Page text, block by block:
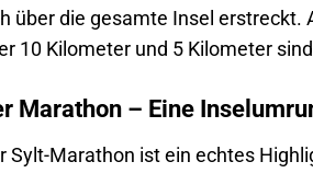
über die gesamte Insel erstreckt.
10 Kilometer und 5 Kilometer
Marathon – Eine
Sylt-Marathon ist ein echtes